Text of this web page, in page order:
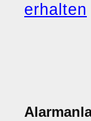
erhalten